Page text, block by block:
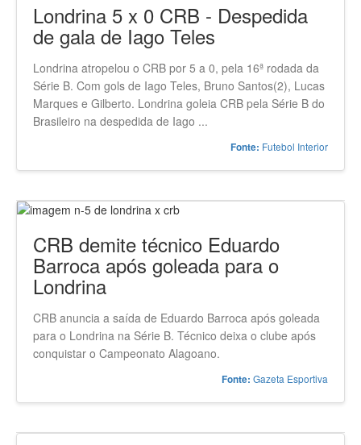
Londrina 5 x 0 CRB - Despedida
de gala de Iago Teles
Londrina atropelou o CRB por 5 a 0, pela 16ª rodada da
Série B. Com gols de Iago Teles, Bruno Santos(2), Lucas
Marques e Gilberto. Londrina goleia CRB pela Série B do
Brasileiro na despedida de Iago ...
Fonte: Futebol Interior
CRB demite técnico Eduardo
Barroca após goleada para o
Londrina
CRB anuncia a saída de Eduardo Barroca após goleada
para o Londrina na Série B. Técnico deixa o clube após
conquistar o Campeonato Alagoano.
Fonte: Gazeta Esportiva